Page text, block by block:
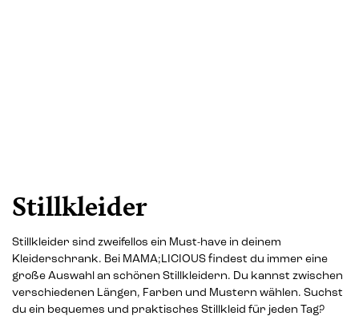
Stillkleider
Stillkleider sind zweifellos ein Must-have in deinem
Kleiderschrank. Bei MAMA;LICIOUS findest du immer eine
große Auswahl an schönen Stillkleidern. Du kannst zwischen
verschiedenen Längen, Farben und Mustern wählen. Suchst
du ein bequemes und praktisches Stillkleid für jeden Tag?